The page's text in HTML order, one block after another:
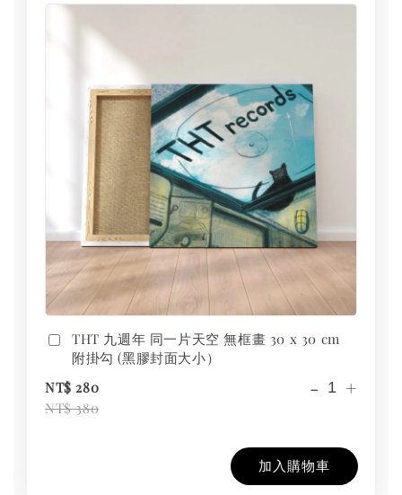
THT 九週年 同一片天空 無框畫 30 x 30 cm
附掛勾 (黑膠封面大小）
NT$ 280
NT$ 380
- +
加入購物車